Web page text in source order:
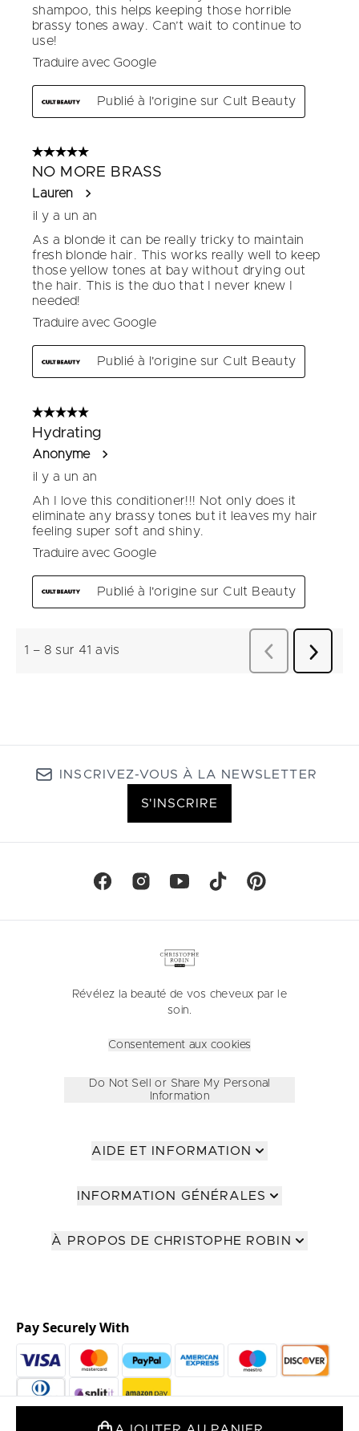
INSCRIVEZ-VOUS À LA NEWSLETTER
S'INSCRIRE
Révélez la beauté de vos cheveux par le
soin.
Consentement aux cookies
Do Not Sell or Share My Personal
Information
AIDE ET INFORMATION
INFORMATION GÉNÉRALES
À PROPOS DE CHRISTOPHE ROBIN
Pay Securely With